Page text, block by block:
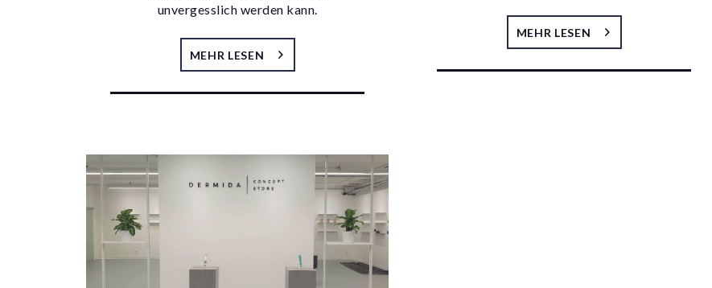
unvergesslich werden kann.
MEHR LESEN
MEHR LESEN